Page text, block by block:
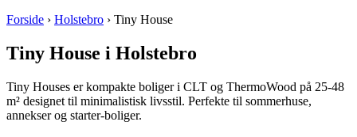
Forside › Holstebro › Tiny House
Tiny House i Holstebro
Tiny Houses er kompakte boliger i CLT og ThermoWood på 25-48
m² designet til minimalistisk livsstil. Perfekte til sommerhuse,
annekser og starter-boliger.